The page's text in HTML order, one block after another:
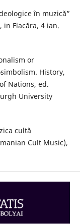
în muzică”
in Flacăra, 4 ian.
or
History,
Nations, ed.
University
cultă
Cult Music),